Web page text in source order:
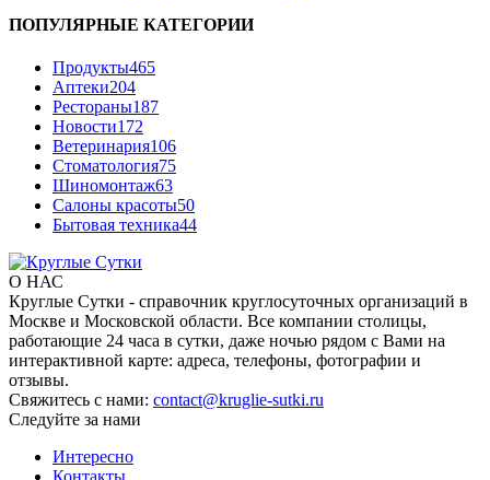
ПОПУЛЯРНЫЕ КАТЕГОРИИ
Продукты465
Аптеки204
Рестораны187
Новости172
Ветеринария106
Стоматология75
Шиномонтаж63
Салоны красоты50
Бытовая техника44
О НАС
Круглые Сутки - справочник круглосуточных организаций в
Москве и Московской области. Все компании столицы,
работающие 24 часа в сутки, даже ночью рядом с Вами на
интерактивной карте: адреса, телефоны, фотографии и
отзывы.
Свяжитесь с нами: contact@kruglie-sutki.ru
Следуйте за нами
Интересно
Контакты